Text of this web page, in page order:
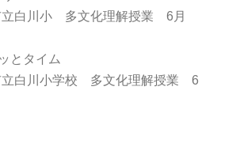
立白川小 多文化理解授業 6月
とタイム
立白川小学校 多文化理解授業 6